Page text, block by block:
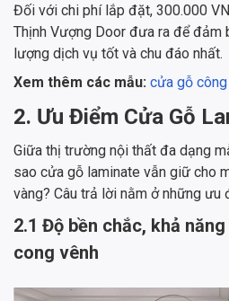
Đối với chi phí lắp đặt, 300.000
Thịnh Vượng Door đưa ra để đảm
lượng dịch vụ tốt và chu đáo nhất.
Xem thêm các mẫu: cửa gỗ
2. Ưu Điểm Cửa Gỗ
Giữa thị trường nội thất đa dạng
sao cửa gỗ laminate vẫn giữ cho
vàng? Câu trả lời nằm ở những
2.1 Độ bền chắc, khả
cong vênh